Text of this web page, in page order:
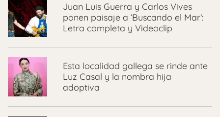
Juan Luis Guerra y Carlos Vives
ponen paisaje a ‘Buscando el Mar’:
Letra completa y Videoclip
Esta localidad gallega se rinde ante
Luz Casal y la nombra hija
adoptiva